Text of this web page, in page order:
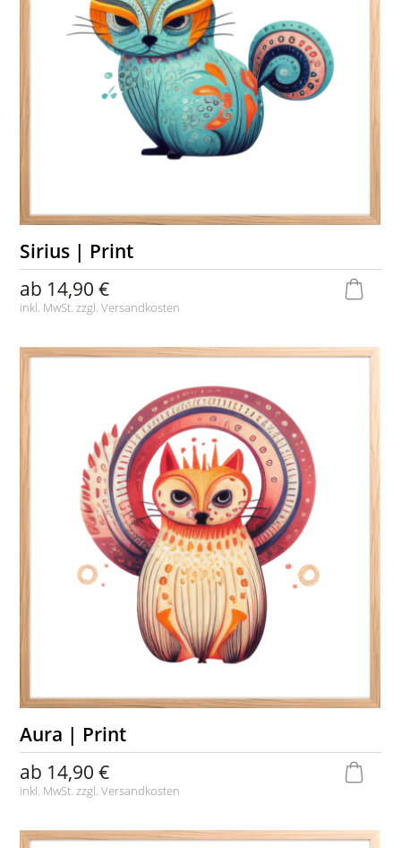
Sirius | Print
ab 14,90 €
inkl. MwSt. zzgl.Versandkosten
Aura | Print
ab 14,90 €
inkl. MwSt. zzgl.Versandkosten